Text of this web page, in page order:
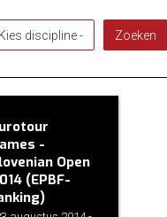
-
Open
(EPBF-